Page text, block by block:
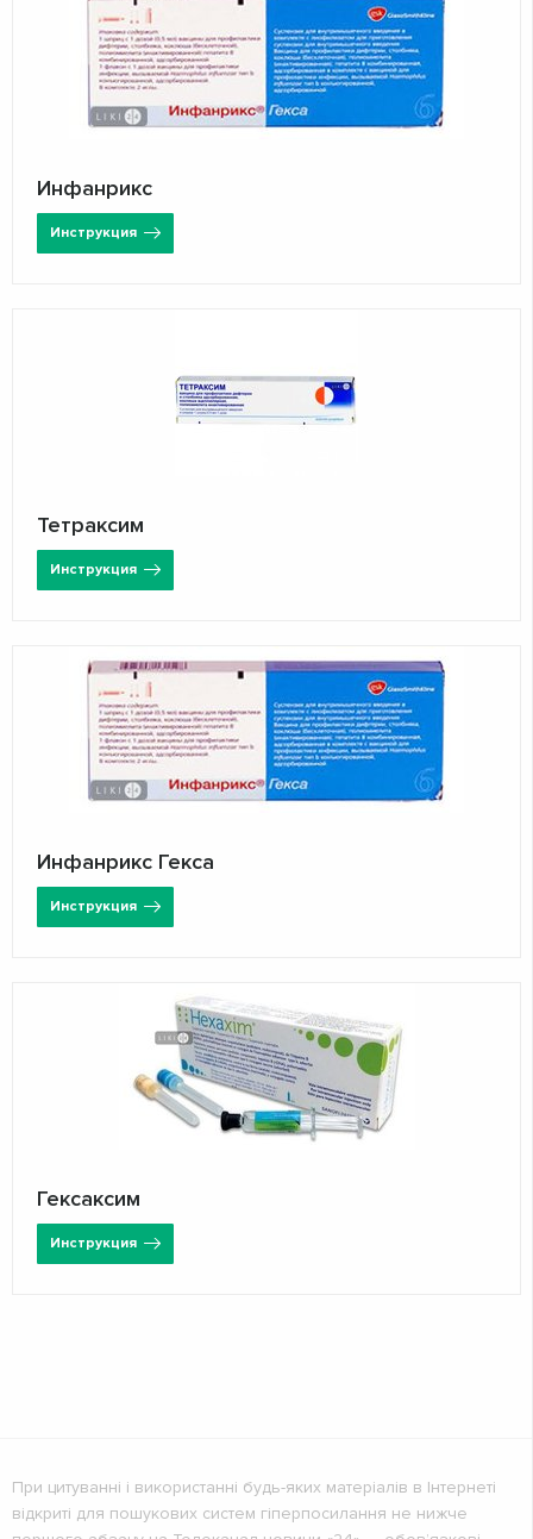
Инфанрикс
Инструкция
Тетраксим
Инструкция
Инфанрикс Гекса
Инструкция
Гексаксим
Инструкция
При цитуванні і використанні будь-яких матеріалів в Інтернеті
відкриті для пошукових систем гіперпосилання не нижче